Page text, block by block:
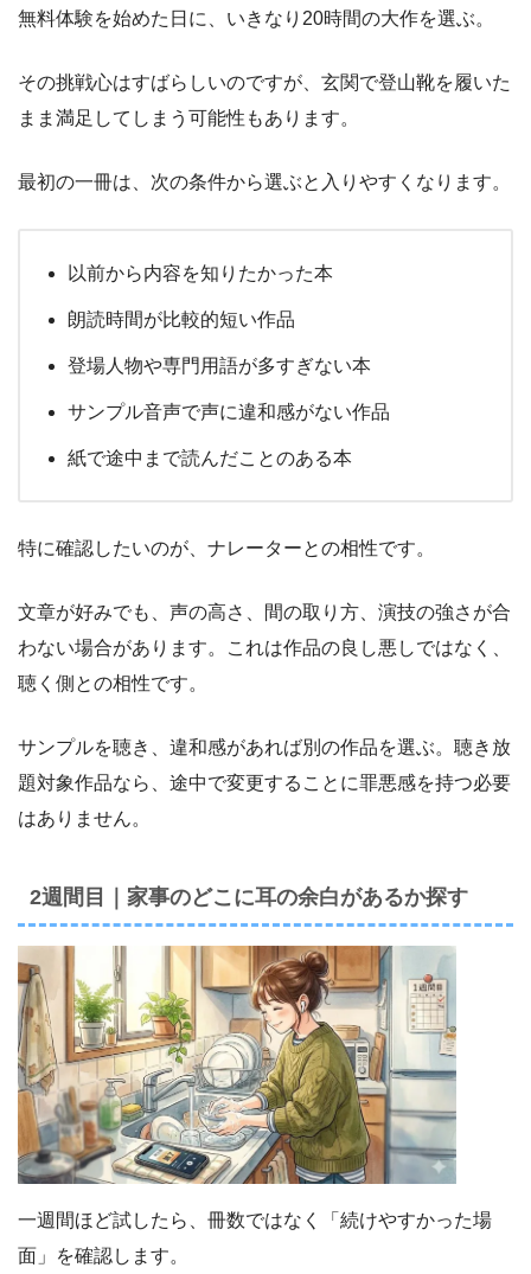
無料体験を始めた日に、いきなり20時間の大作を選ぶ。
その挑戦心はすばらしいのですが、玄関で登山靴を履いた
まま満足してしまう可能性もあります。
最初の一冊は、次の条件から選ぶと入りやすくなります。
以前から内容を知りたかった本
朗読時間が比較的短い作品
登場人物や専門用語が多すぎない本
サンプル音声で声に違和感がない作品
紙で途中まで読んだことのある本
特に確認したいのが、ナレーターとの相性です。
文章が好みでも、声の高さ、間の取り方、演技の強さが合
わない場合があります。これは作品の良し悪しではなく、
聴く側との相性です。
サンプルを聴き、違和感があれば別の作品を選ぶ。聴き放
題対象作品なら、途中で変更することに罪悪感を持つ必要
はありません。
2週間目｜家事のどこに耳の余白があるか探す
一週間ほど試したら、冊数ではなく「続けやすかった場
面」を確認します。